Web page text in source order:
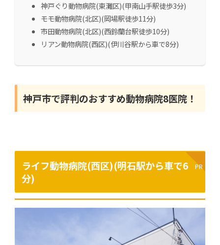
神戸ぐり動物病院(東灘区)(甲南山手駅徒歩3分)
モモ動物病院(北区)(岡場駅徒歩11分)
市田動物病院(北区)(西鈴蘭台駅徒歩10分)
リアン動物病院(西区)(伊川谷駅から車で8分)
神戸市で評判のおすすめ動物病院8医院！
ライフ動物病院(西区)(明石駅から車で6
分)